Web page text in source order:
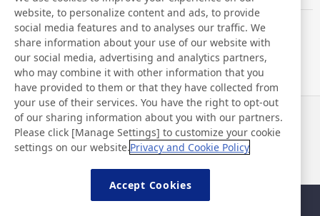
Noticias
Contacto
Preguntas frecuentes
website, to personalize content and ads, to provide
social media features and to analyses our traffic. We
share information about your use of our website with
our social media, advertising and analytics partners,
who may combine it with other information that you
have provided to them or that they have collected from
your use of their services. You have the right to opt-out
of our sharing information about you with our partners.
Please click [Manage Settings] to customize your cookie
settings on our website.Privacy and Cookie Policy
Accept Cookies